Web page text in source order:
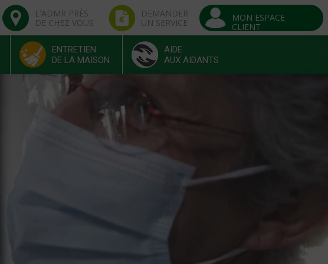
L'ADMR PRÈS
DE CHEZ VOUS
DEMANDER
UN SERVICE
MON ESPACE
CLIENT
ENTRETIEN
DE LA MAISON
AIDE
AUX AIDANTS